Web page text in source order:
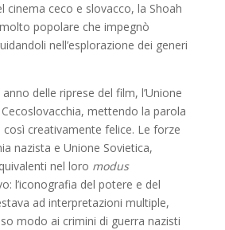
cinema ceco e slovacco, la Shoah
popolare che impegnò
nell’esplorazione dei generi
delle riprese del film, l’Unione
mettendo la parola
creativamente felice. Le forze
nazista e Unione Sovietica,
nel loro modus
l’iconografia del potere e del
ad interpretazioni multiple,
modo ai crimini di guerra nazisti